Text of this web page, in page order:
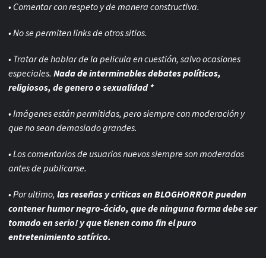
y somos elN°1 de Habla
HispanasegúnFeedspot.
ADVERTENCIAS Y REGLAS
• Comentar con respeto y de manera constructiva.
• No se permiten links de otros sitios.
especiales.Nada de interminables debates políticos,
religiosos, de genero o sexualidad *
• Imágenes están permitidas, pero siempre conmoderación y
que no sean demasiado grandes.
• Los comentarios de usuarios nuevos siempre son moderados